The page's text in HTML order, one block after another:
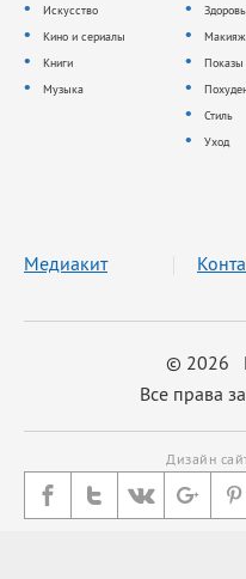
Искусство
Кино и сериалы
Книги
Музыка
Макияж
Показы
Стиль
Уход
© 2026
Все права
Медиакит
Дизайн